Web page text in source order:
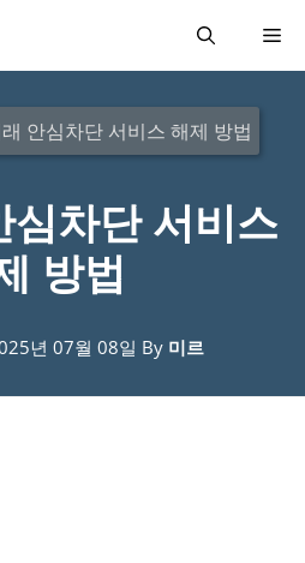
메
안심차단 서비스 해제 방법
심차단 서비스
방법
년 07월 08일 By 미르